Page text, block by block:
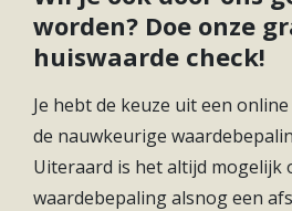
Doe de deur naar de
van de mooie ruime
keuken aan de voorkant van
gezellig als je aan het koken
gesloten keuken? Ook dat is
worden? Doe onze
huiswaarde check!
Je hebt de keuze uit een
de nauwkeurige
Uiteraard is het altijd mogelijk
waardebepaling alsnog een